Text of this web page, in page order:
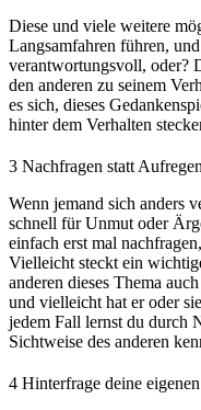
Diese und viele weitere
Langsamfahren führen,
verantwortungsvoll, oder?
den anderen zu seinem
es sich, dieses
hinter dem Verhalten
3 Nachfragen statt Aufregen
Wenn jemand sich anders
schnell für Unmut oder
einfach erst mal
Vielleicht steckt ein
anderen dieses Thema
und vielleicht hat er oder
jedem Fall lernst du durch
Sichtweise des anderen
4 Hinterfrage deine